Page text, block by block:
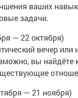
ваших
задачи.
— 22 октября)
вечер или
вы найдёте
— 21 ноября)